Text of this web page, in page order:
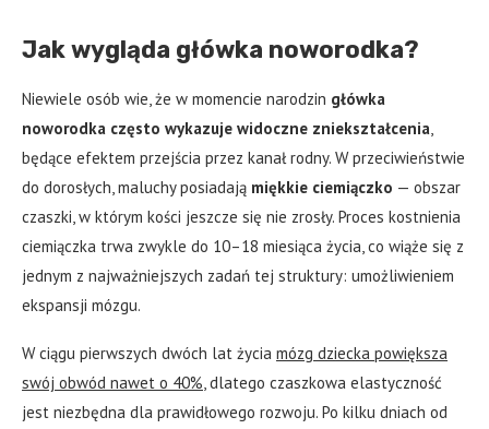
Jak wygląda główka noworodka?
Niewiele osób wie, że w momencie narodzin główka
noworodka często wykazuje widoczne zniekształcenia,
będące efektem przejścia przez kanał rodny. W przeciwieństwie
do dorosłych, maluchy posiadają miękkie ciemiączko — obszar
czaszki, w którym kości jeszcze się nie zrosły. Proces kostnienia
ciemiączka trwa zwykle do 10–18 miesiąca życia, co wiąże się z
jednym z najważniejszych zadań tej struktury: umożliwieniem
ekspansji mózgu.
W ciągu pierwszych dwóch lat życia mózg dziecka powiększa
swój obwód nawet o 40%, dlatego czaszkowa elastyczność
jest niezbędna dla prawidłowego rozwoju. Po kilku dniach od